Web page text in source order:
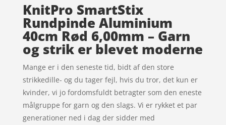
KnitPro SmartStix
Rundpinde Aluminium
40cm Rød 6,00mm – Garn
og strik er blevet moderne
Mange er i den seneste tid, bidt af den store
strikkedille- og du tager fejl, hvis du tror, det kun er
kvinder, vi jo fordomsfuldt betragter som den eneste
målgruppe for garn og den slags. Vi er rykket et par
generationer ned i dag der sidder med